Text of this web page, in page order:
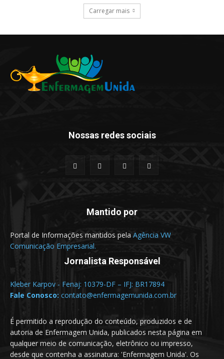
Carregar mais
Nossas redes sociais
Mantido por
Portal de Informações mantidos pela Agência VW
Comunicação Empresarial.
Jornalista Responsável
Kleber Karpov - Fenaj: 10379-DF – IFJ: BR17894
Fale Conosco: contato@enfermagemunida.com.br
É permitido a reprodução do conteúdo, produzidos e de
autoria de Enfermagem Unida, publicados nesta página em
qualquer meio de comunicação, eletrônico ou impresso,
desde que contenha a assinatura: 'Enfermagem Unida'. Os